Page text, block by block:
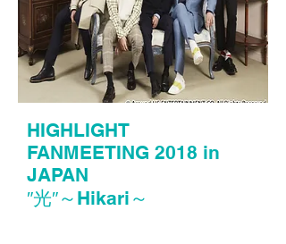
HIGHLIGHT
FANMEETING 2018 in
JAPAN
​″光″～Hikari～